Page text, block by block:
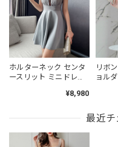
ホルターネック センタ
ースリット ミニドレス
¥8,980
リボ
ョル
最近